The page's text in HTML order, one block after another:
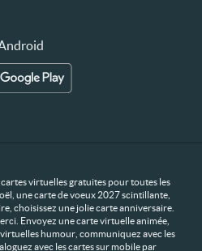
virtuelles gratuites pour toutes les
une carte de voeux 2027 scintillante,
choisissez une jolie carte anniversaire.
Envoyez une carte virtuelle animée,
humour, communiquez avec les
avec les cartes sur mobile par